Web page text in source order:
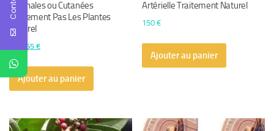
Vaginales ou Cutanées
Traitement Pas Les Plantes
Naturel
Le
initial
était :
65 €Le
actuel
est :
Ajouter au panier
Artérielle Traitement Naturel
150€
Ajouter au panier